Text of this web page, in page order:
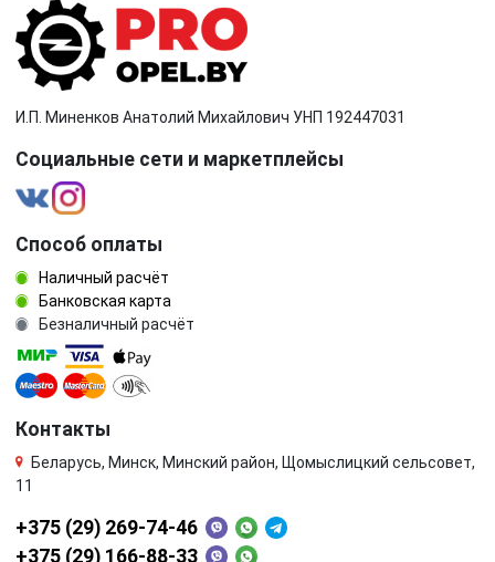
И.П. Миненков Анатолий Михайлович УНП 192447031
Социальные сети и маркетплейсы
Способ оплаты
Наличный расчёт
Банковская карта
Безналичный расчёт
Контакты
Беларусь, Минск, Минский район, Щомыслицкий сельсовет,
11
+375 (29) 269-74-46
+375 (29) 166-88-33